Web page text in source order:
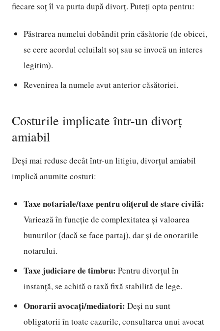
fiecare soț îl va purta după divorț. Puteți opta pentru:
Păstrarea numelui dobândit prin căsătorie (de obicei,
se cere acordul celuilalt soț sau se invocă un interes
legitim).
Revenirea la numele avut anterior căsătoriei.
Costurile implicate într-un divorț
amiabil
Deși mai reduse decât într-un litigiu, divorțul amiabil
implică anumite costuri:
Taxe notariale/taxe pentru ofițerul de stare civilă:
Variează în funcție de complexitatea și valoarea
bunurilor (dacă se face partaj), dar și de onorariile
notarului.
Taxe judiciare de timbru: Pentru divorțul în
instanță, se achită o taxă fixă stabilită de lege.
Onorarii avocați/mediatori: Deși nu sunt
obligatorii în toate cazurile, consultarea unui avocat